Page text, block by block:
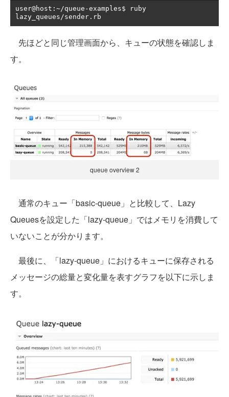
user@host :~/queue -examples$ ruby
lazy_queues/sender . rb
先ほどと同じ管理画面から、キューの状態を確認しま
す。
queue overview 2
通常のキュー「basic-queue」と比較して、Lazy
Queuesを設定した「lazy-queue」ではメモリを消費して
いないことが分かります。
最後に、「lazy-queue」におけるキューに保存される
メッセージの総量と変化量を表すグラフを以下に示しま
す。